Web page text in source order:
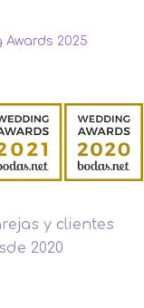
y clientes
2020